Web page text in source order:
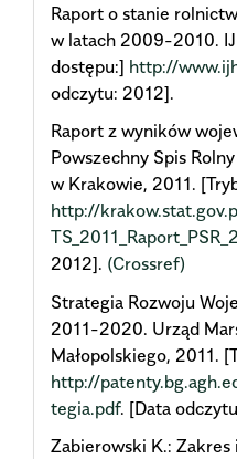
Raport o stanie
w latach 2009-2010.
dostępu:] http://
odczytu: 2012].
Raport z wyników
Powszechny Spis
w Krakowie, 2011.
http://
2012]. (Crossref)
Strategia Rozwoju
2011-2020. Urząd
Małopolskiego, 2011.
http://
tegia.pdf. [Data
Zabierowski K.: